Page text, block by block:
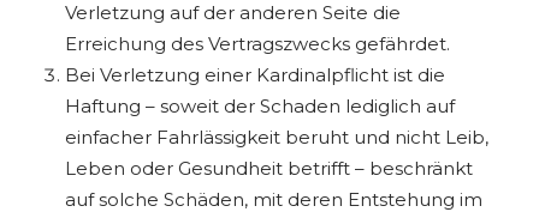
Verletzung auf der anderen Seite die
Erreichung des Vertragszwecks gefährdet.
Bei Verletzung einer Kardinalpflicht ist die
Haftung – soweit der Schaden lediglich auf
einfacher Fahrlässigkeit beruht und nicht Leib,
Leben oder Gesundheit betrifft – beschränkt
auf solche Schäden, mit deren Entstehung im